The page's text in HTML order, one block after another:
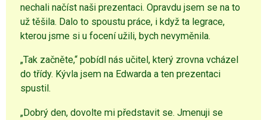
nechali načíst naši prezentaci. Opravdu jsem se na to
už těšila. Dalo to spoustu práce, i když ta legrace,
kterou jsme si u focení užili, bych nevyměnila.
„Tak začněte,“ pobídl nás učitel, který zrovna vcházel
do třídy. Kývla jsem na Edwarda a ten prezentaci
spustil.
„Dobrý den, dovolte mi představit se. Jmenuji se